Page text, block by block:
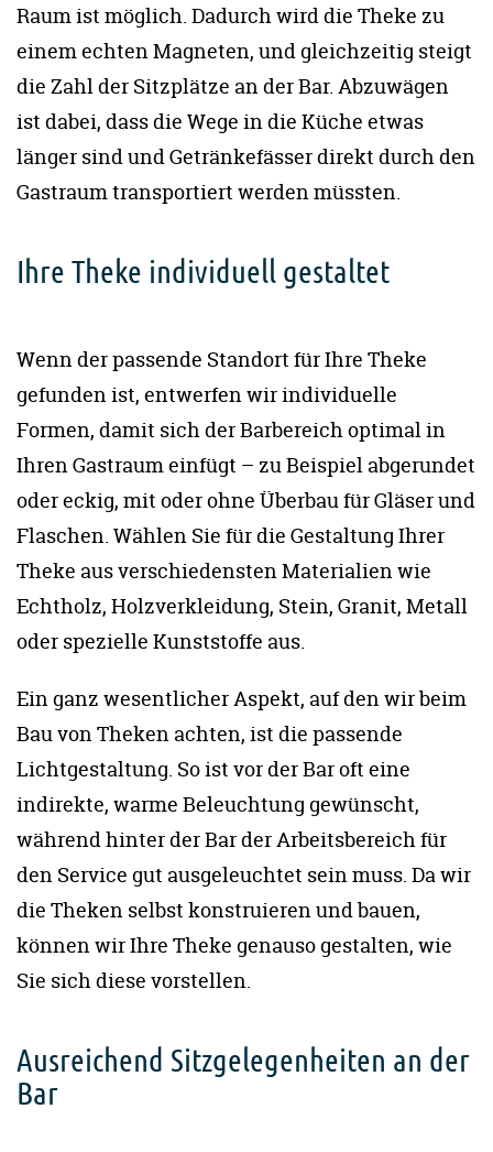
Raum ist möglich. Dadurch wird die Theke zu
einem echten Magneten, und gleichzeitig steigt
die Zahl der Sitzplätze an der Bar. Abzuwägen
ist dabei, dass die Wege in die Küche etwas
länger sind und Getränkefässer direkt durch den
Gastraum transportiert werden müssten.
Ihre Theke individuell gestaltet
Wenn der passende Standort für Ihre Theke
gefunden ist, entwerfen wir individuelle
Formen, damit sich der Barbereich optimal in
Ihren Gastraum einfügt – zu Beispiel abgerundet
oder eckig, mit oder ohne Überbau für Gläser und
Flaschen. Wählen Sie für die Gestaltung Ihrer
Theke aus verschiedensten Materialien wie
Echtholz, Holzverkleidung, Stein, Granit, Metall
oder spezielle Kunststoffe aus.
Ein ganz wesentlicher Aspekt, auf den wir beim
Bau von Theken achten, ist die passende
Lichtgestaltung. So ist vor der Bar oft eine
indirekte, warme Beleuchtung gewünscht,
während hinter der Bar der Arbeitsbereich für
den Service gut ausgeleuchtet sein muss. Da wir
die Theken selbst konstruieren und bauen,
können wir Ihre Theke genauso gestalten, wie
Sie sich diese vorstellen.
Ausreichend Sitzgelegenheiten an der
Bar